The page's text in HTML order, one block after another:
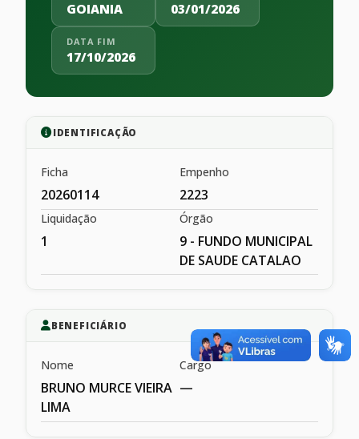
GOIANIA 03/01/2026
DATA FIM
17/10/2026
IDENTIFICAÇÃO
Ficha
20260114
Empenho
2223
Liquidação
1
Órgão
9 - FUNDO MUNICIPAL
DE SAUDE CATALAO
BENEFICIÁRIO
Nome
BRUNO MURCE VIEIRA
LIMA
Cargo
—